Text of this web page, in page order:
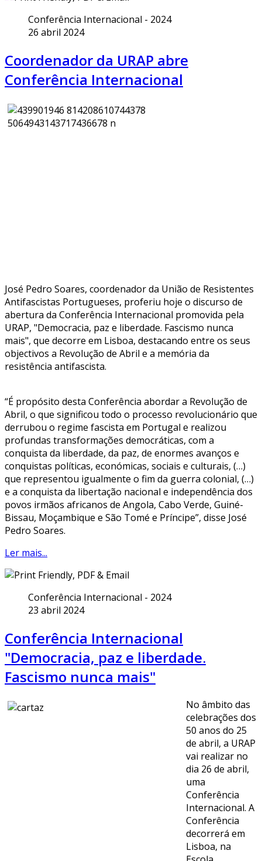
Conferência Internacional - 2024
26 abril 2024
Coordenador da URAP abre
Conferência Internacional
José Pedro Soares, coordenador da União de Resistentes
Antifascistas Portugueses, proferiu hoje o discurso de
abertura da Conferência Internacional promovida pela
URAP, "Democracia, paz e liberdade. Fascismo nunca
mais", que decorre em Lisboa, destacando entre os seus
objectivos a Revolução de Abril e a memória da
resistência antifascista.
“É propósito desta Conferência abordar a Revolução de
Abril, o que significou todo o processo revolucionário que
derrubou o regime fascista em Portugal e realizou
profundas transformações democráticas, com a
conquista da liberdade, da paz, de enormes avanços e
conquistas políticas, económicas, sociais e culturais, (…)
que representou igualmente o fim da guerra colonial, (…)
e a conquista da libertação nacional e independência dos
povos irmãos africanos de Angola, Cabo Verde, Guiné-
Bissau, Moçambique e São Tomé e Príncipe”, disse José
Pedro Soares.
Ler mais...
Conferência Internacional - 2024
23 abril 2024
Conferência Internacional
"Democracia, paz e liberdade.
Fascismo nunca mais"
No âmbito das
celebrações dos
50 anos do 25
de abril, a URAP
vai realizar no
dia 26 de abril,
uma
Conferência
Internacional. A
Conferência
decorrerá em
Lisboa, na